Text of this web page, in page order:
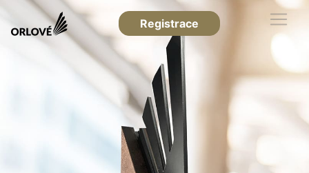
Registrace